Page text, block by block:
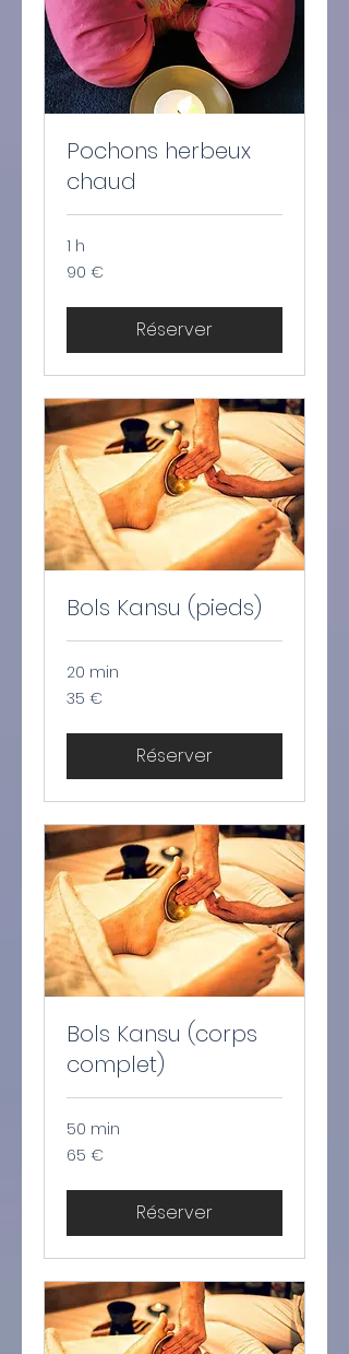
Pochons herbeux
chaud
1 h
90
euros
90 €
Réserver
Bols Kansu (pieds)
20 min
35
euros
35 €
Réserver
Bols Kansu (corps
complet)
50 min
65
euros
65 €
Réserver